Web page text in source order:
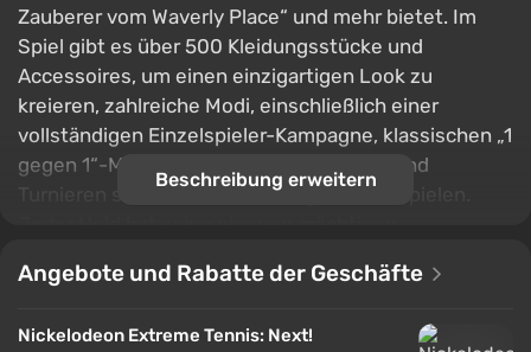
Zauberer vom Waverly Place“ und mehr bietet. Im
Spiel gibt es über 500 Kleidungsstücke und
Accessoires, um einen einzigartigen Look zu
kreieren, zahlreiche Modi, einschließlich einer
vollständigen Einzelspieler-Kampagne, klassischen „1
gegen 1“-Matches auf einem Bildschirm und
Turnieren sowie eine Sammlung von Minispielen.
können.
Beschreibung erweitern
Angebote und Rabatte der Geschäfte
Nickelodeon Extreme Tennis: Next!